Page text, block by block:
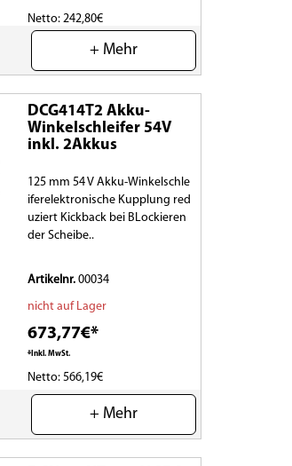
Netto: 242,80€
(0)
+ Mehr
DCG414T2 Akku-
Winkelschleifer 54V
inkl. 2Akkus
125 mm 54 V Akku-Winkelschle
iferelektronische Kupplung red
uziert Kickback bei BLockieren
der Scheibe..
Artikelnr. 00034
nicht auf Lager
673,77€*
*Inkl. MwSt.
Netto: 566,19€
(0)
+ Mehr